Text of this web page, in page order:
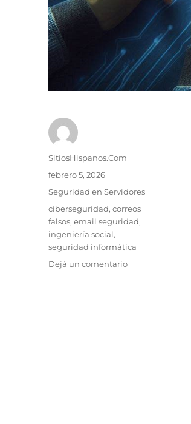
Autor
SitiosHispanos.Com
Publicado
febrero 5, 2026
Categorías
Seguridad en Servidores
Etiquetas
ciberseguridad,correos
falsos,email seguridad,
ingeniería social,
seguridad informática
Dejá un comentarioen